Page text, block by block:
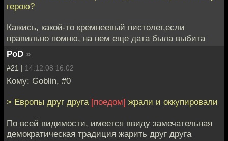
герою?
Кажись, какой-то кремнеевый пистолет,если
правильно помню, на нем еще дата была выбита
PoD »
#21 | 14.12.08 16:02
Кому: Goblin, #0
> Европы друг друга [поедом] жрали и оккупировали
По всей видимости, имеется ввиду замечательная
демократическая традиция жарить друг друга